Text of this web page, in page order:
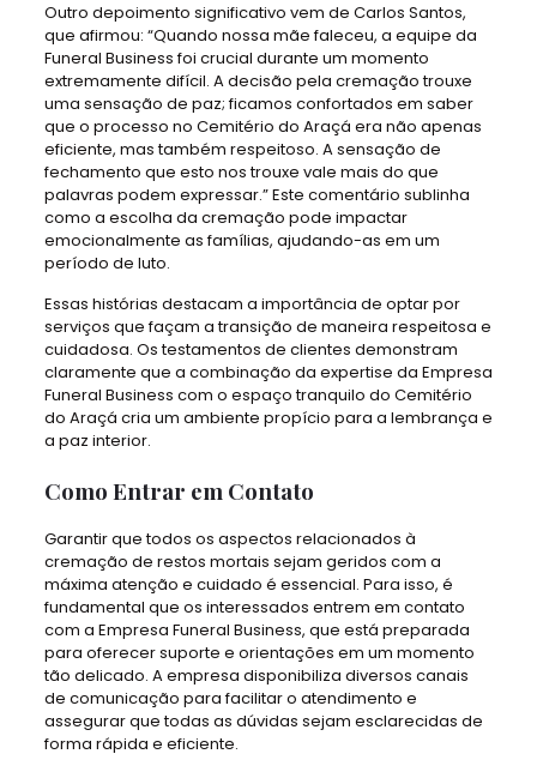
Outro depoimento significativo vem de Carlos Santos,
que afirmou: “Quando nossa mãe faleceu, a equipe da
Funeral Business foi crucial durante um momento
extremamente difícil. A decisão pela cremação trouxe
uma sensação de paz; ficamos confortados em saber
que o processo no Cemitério do Araçá era não apenas
eficiente, mas também respeitoso. A sensação de
fechamento que esto nos trouxe vale mais do que
palavras podem expressar.” Este comentário sublinha
como a escolha da cremação pode impactar
emocionalmente as famílias, ajudando-as em um
período de luto.
Essas histórias destacam a importância de optar por
serviços que façam a transição de maneira respeitosa e
cuidadosa. Os testamentos de clientes demonstram
claramente que a combinação da expertise da Empresa
Funeral Business com o espaço tranquilo do Cemitério
do Araçá cria um ambiente propício para a lembrança e
a paz interior.
Como Entrar em Contato
Garantir que todos os aspectos relacionados à
cremação de restos mortais sejam geridos com a
máxima atenção e cuidado é essencial. Para isso, é
fundamental que os interessados entrem em contato
com a Empresa Funeral Business, que está preparada
para oferecer suporte e orientações em um momento
tão delicado. A empresa disponibiliza diversos canais
de comunicação para facilitar o atendimento e
assegurar que todas as dúvidas sejam esclarecidas de
forma rápida e eficiente.